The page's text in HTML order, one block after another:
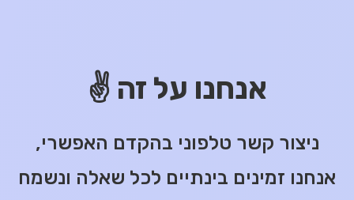
אנחנו על זה ✌️
ניצור קשר טלפוני בהקדם האפשרי,
אנחנו זמינים בינתיים לכל שאלה ונשמח